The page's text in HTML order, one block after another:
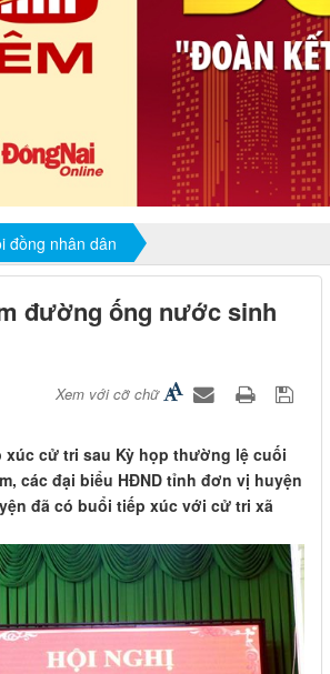
đồng nhân dân
đường ống nước sinh
Xem với cỡ chữ
cử tri sau Kỳ họp thường lệ cuối
các đại biểu HĐND tỉnh đơn vị huyện
đã có buổi tiếp xúc với cử tri xã